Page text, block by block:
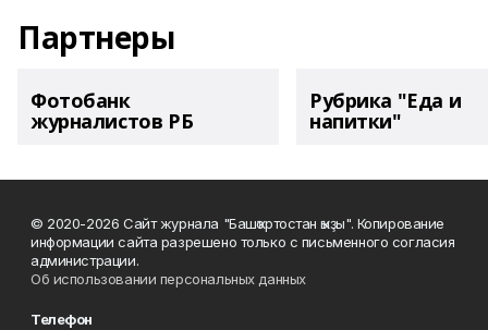
Партнеры
Фотобанк
журналистов РБ
Рубрика "Еда и
напитки"
© 2020-2026 Сайт журнала "Башҡортостан ҡыҙы". Копирование
информации сайта разрешено только с письменного согласия
администрации.
Об использовании персональных данных
Телефон